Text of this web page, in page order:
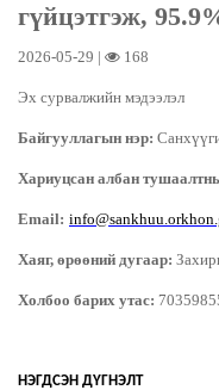
гүйцэтгэж,
2026-05-29 | 168
Эх сурвалжийн мэдээлэл
Байгууллагын нэр:
Хариуцсан албан
Еmail:
Хаяг, өрөөний дугаар:
Холбоо барих утас:
НЭГДСЭН ДҮГНЭЛТ